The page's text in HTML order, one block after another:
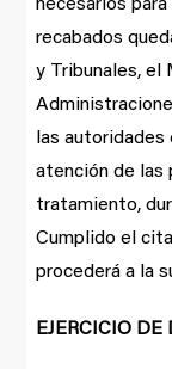
necesarios
recabados
y Tribunales, el
las
atención de las
tratamiento,
Cumplido el
procederá a la
EJERCICIO DE